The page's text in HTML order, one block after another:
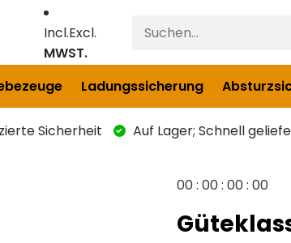
Incl.Excl.
MWST.
Ladungssicherung
Sicherheit
Auf Lager; Schnell
00:00:00:00